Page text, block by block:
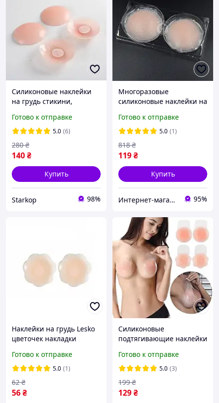
Силиконовые наклейки
на грудь стикини,
силиконовые накладки на
соски, Защитные
накладки на грудь
Готово к отправке
5.0 (6)
140₴
280 ₴
Купить
Starkop 98%
Многоразовые
силиконовые наклейки на
(2шт). Корректирующие
наклейки телесные на
соски
Готово к отправке
5.0 (1)
119₴
818 ₴
Купить
Интернет-магазин "Dianora-Style" 95%
Наклейки на грудь Lesko
цветочек накладки
силиконовые
Готово к отправке
5.0 (1)
56₴
62 ₴
Силиконовые
подтягивающие наклейки
невидимые бесшовные
наклейки стикини
клейкая основа цветок 6,5
см
Готово к отправке
5.0 (3)
129₴
199 ₴